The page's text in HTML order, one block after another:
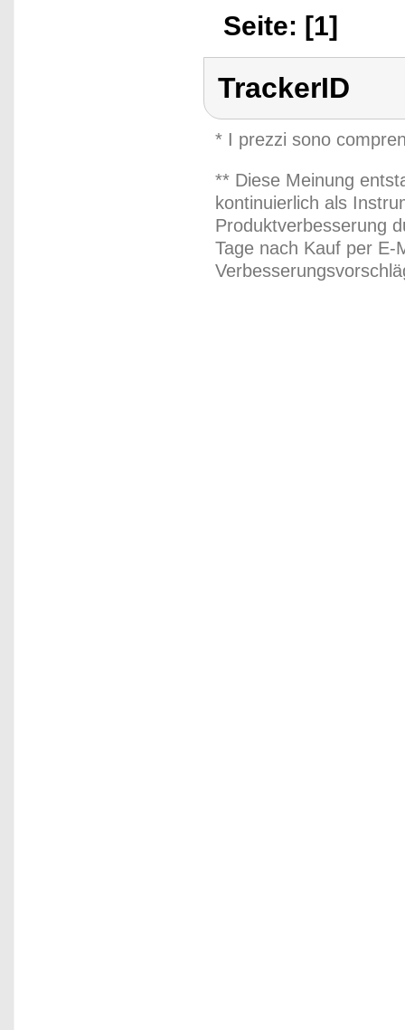
Seite: [1]
TrackerID
* I prezzi sono
** Diese Meinung
kontinuierlich als
Produktverbesserung
Tage nach Kauf per E-